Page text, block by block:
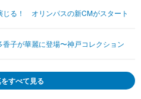
スポーツ
ショッピング
じる！ オリンパスの新CMがスタート
子が華麗に登場〜神戸コレクション
すべて見る